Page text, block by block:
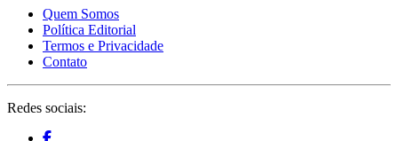
Quem Somos
Política Editorial
Termos e Privacidade
Contato
Redes sociais: